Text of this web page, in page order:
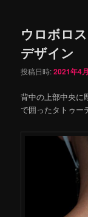
ウロボロ
デザイン
投稿日時:2021年4
背中の上部中央に
で囲ったタトゥー